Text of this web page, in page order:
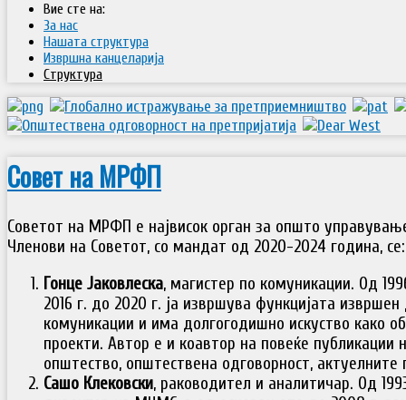
Вие сте на:
За нас
Нашата структура
Извршна канцеларија
Структура
Совет на МРФП
Советот на МРФП е највисок орган за општо
Членови на Советот, со мандат од 2020-2024 година, се:
Гонце Јаковлеска, магистер по комуникации. Од
2016 г. до 2020 г. ја извршува функцијата
комуникации и има долгогодишно искуство како
проекти. Автор е и коавтор на повеќе публикации
општество, општествена одговорност,
Сашо Клековски, раководител и аналитичар. Од